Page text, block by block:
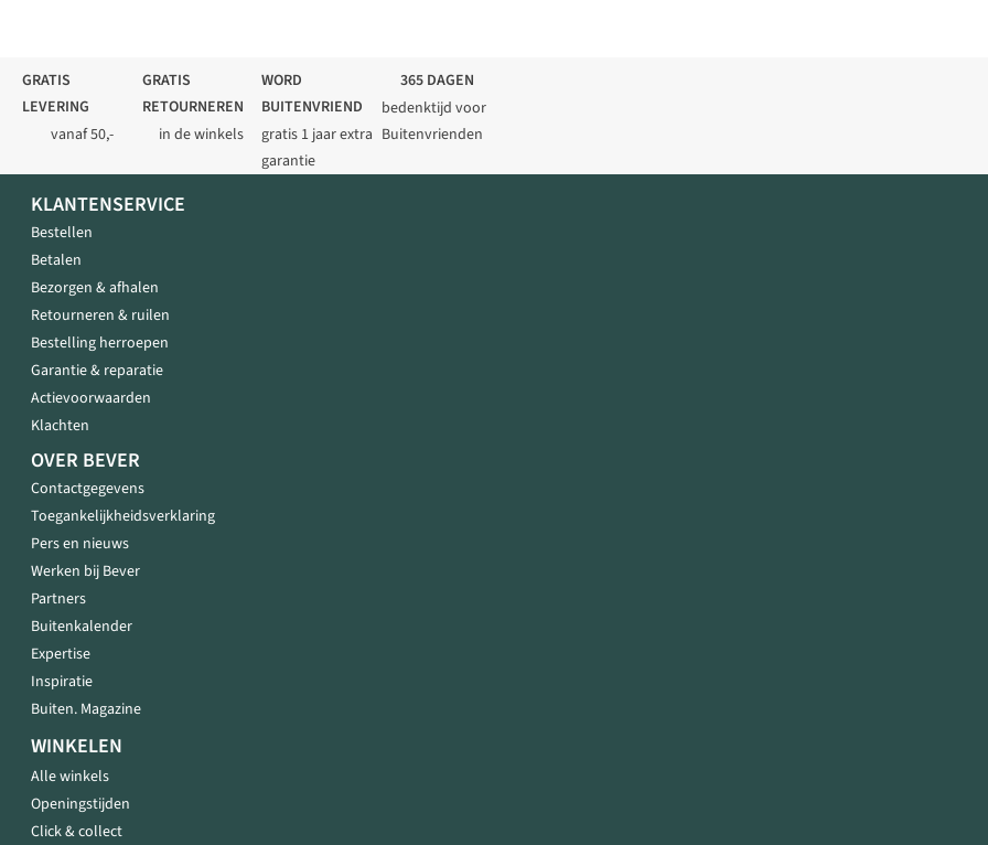
GRATIS
LEVERING
vanaf 50,-
GRATIS
RETOURNEREN
in de winkels
WORD
BUITENVRIEND
gratis 1 jaar extra
garantie
365 DAGEN
bedenktijd voor
Buitenvrienden
KLANTENSERVICE
Bestellen
Betalen
Bezorgen & afhalen
Retourneren & ruilen
Bestelling herroepen
Garantie & reparatie
Actievoorwaarden
Klachten
OVER BEVER
Contactgegevens
Toegankelijkheidsverklaring
Pers en nieuws
Werken bij Bever
Partners
Buitenkalender
Expertise
Inspiratie
Buiten. Magazine
WINKELEN
Alle winkels
Openingstijden
Click & collect